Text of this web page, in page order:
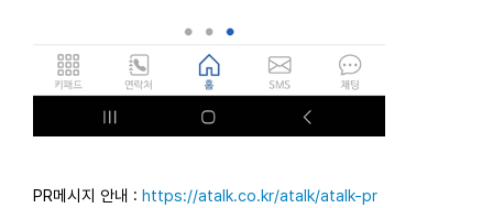
PR메시지 안내 : https://atalk.co.kr/atalk/atalk-pr